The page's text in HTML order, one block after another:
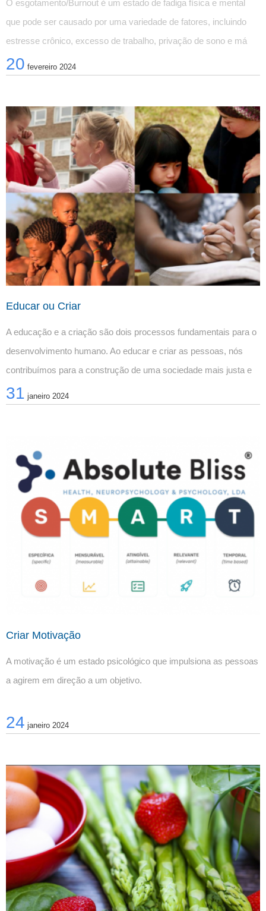
O esgotamento/Burnout é um estado de fadiga física e mental
que pode ser causado por uma variedade de fatores, incluindo
estresse crônico, excesso de trabalho, privação de sono e má
alimentação
20 fevereiro 2024
Educar ou Criar
A educação e a criação são dois processos fundamentais para o
desenvolvimento humano. Ao educar e criar as pessoas, nós
contribuímos para a construção de uma sociedade mais justa e
próspera
31 janeiro 2024
Criar Motivação
A motivação é um estado psicológico que impulsiona as pessoas
a agirem em direção a um objetivo.
24 janeiro 2024